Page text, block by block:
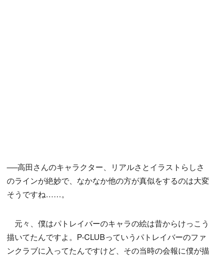
──高田さんのキャラクター、リアルさとイラストらしさ
のラインが絶妙で、なかなか他の方が真似をするのは大変
そうですね……。
元々、僕はパトレイバーのキャラの絵は昔からけっこう
描いてたんですよ。P-CLUBっていうパトレイバーのファ
ンクラブに入ってたんですけど、その当時の会報に僕が描